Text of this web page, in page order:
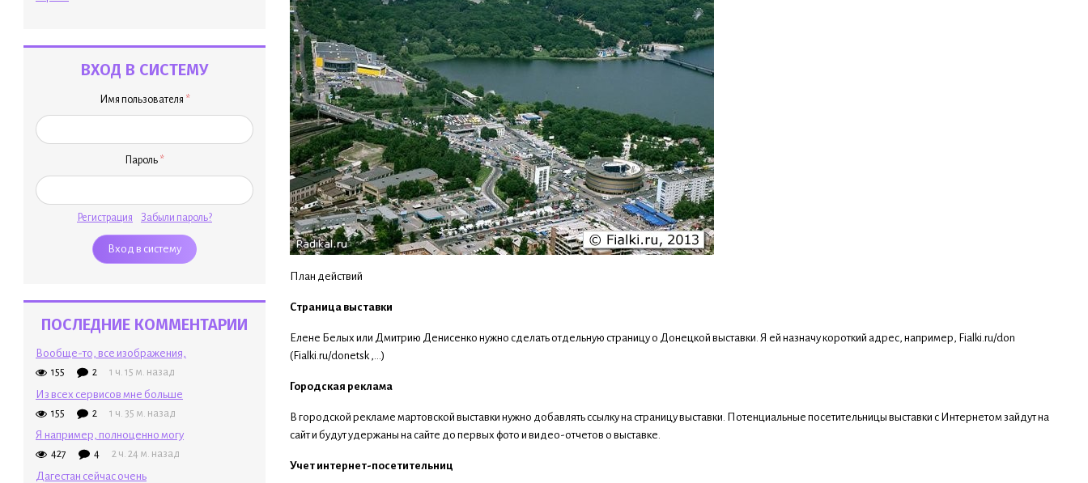
ВХОД В СИСТЕМУ
Имя пользователя *
Пароль *
Регистрация Забыли пароль?
ПОСЛЕДНИЕ КОММЕНТАРИИ
Вообще-то, все изображения,
155 2 1 ч. 15 м. назад
Из всех сервисов мне больше
155 2 1 ч. 35 м. назад
Я например, полноценно могу
427 4 2 ч. 24 м. назад
Дагестан сейчас очень
План действий
Страница выставки
Елене Белых или Дмитрию Денисенко нужно сделать отдельную страницу о Донецкой выставки. Я ей назначу короткий адрес, например, Fialki.ru/don
(Fialki.ru/donetsk ,...)
Городская реклама
В городской рекламе мартовской выставки нужно добавлять ссылку на страницу выставки. Потенциальные посетительницы выставки с Интернетом зайдут на
сайт и будут удержаны на сайте до первых фото и видео-отчетов о выставке.
Учет интернет-посетительниц